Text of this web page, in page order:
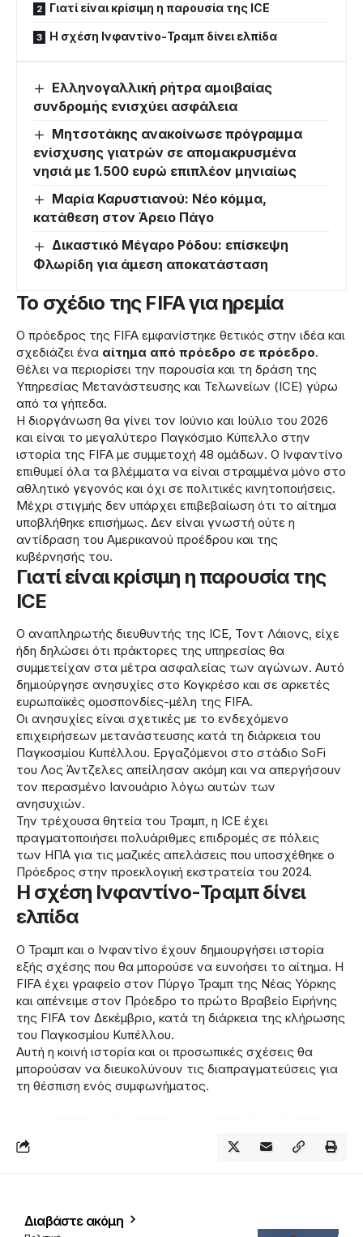
Γιατί είναι κρίσιμη η παρουσία της ICE
Η σχέση Ινφαντίνο-Τραμπ δίνει ελπίδα
Ελληνογαλλική ρήτρα αμοιβαίας
συνδρομής ενισχύει ασφάλεια
Μητσοτάκης ανακοίνωσε πρόγραμμα
ενίσχυσης γιατρών σε απομακρυσμένα
νησιά με 1.500 ευρώ επιπλέον μηνιαίως
Μαρία Καρυστιανού: Νέο κόμμα,
κατάθεση στον Άρειο Πάγο
Δικαστικό Μέγαρο Ρόδου: επίσκεψη
Φλωρίδη για άμεση αποκατάσταση
Το σχέδιο της FIFA για ηρεμία
Ο πρόεδρος της FIFA εμφανίστηκε θετικός στην ιδέα και
σχεδιάζει ένα αίτημα από πρόεδρο σε πρόεδρο.
Θέλει να περιορίσει την παρουσία και τη δράση της
Υπηρεσίας Μετανάστευσης και Τελωνείων (ICE) γύρω
από τα γήπεδα.
Η διοργάνωση θα γίνει τον Ιούνιο και Ιούλιο του 2026
και είναι το μεγαλύτερο Παγκόσμιο Κύπελλο στην
ιστορία της FIFA με συμμετοχή 48 ομάδων. Ο Ινφαντίνο
επιθυμεί όλα τα βλέμματα να είναι στραμμένα μόνο στο
αθλητικό γεγονός και όχι σε πολιτικές κινητοποιήσεις.
Μέχρι στιγμής δεν υπάρχει επιβεβαίωση ότι το αίτημα
υποβλήθηκε επισήμως. Δεν είναι γνωστή ούτε η
αντίδραση του Αμερικανού προέδρου και της
κυβέρνησής του.
Γιατί είναι κρίσιμη η παρουσία της
ICE
Ο αναπληρωτής διευθυντής της ICE, Τοντ Λάιονς, είχε
ήδη δηλώσει ότι πράκτορες της υπηρεσίας θα
συμμετείχαν στα μέτρα ασφαλείας των αγώνων. Αυτό
δημιούργησε ανησυχίες στο Κογκρέσο και σε αρκετές
ευρωπαϊκές ομοσπονδίες-μέλη της FIFA.
Οι ανησυχίες είναι σχετικές με το ενδεχόμενο
επιχειρήσεων μετανάστευσης κατά τη διάρκεια του
Παγκοσμίου Κυπέλλου. Εργαζόμενοι στο στάδιο SoFi
του Λος Άντζελες απείλησαν ακόμη και να απεργήσουν
τον περασμένο Ιανουάριο λόγω αυτών των
ανησυχιών.
Την τρέχουσα θητεία του Τραμπ, η ICE έχει
πραγματοποιήσει πολυάριθμες επιδρομές σε πόλεις
των ΗΠΑ για τις μαζικές απελάσεις που υποσχέθηκε ο
Πρόεδρος στην προεκλογική εκστρατεία του 2024.
Η σχέση Ινφαντίνο-Τραμπ δίνει
ελπίδα
Ο Τραμπ και ο Ινφαντίνο έχουν δημιουργήσει ιστορία
εξής σχέσης που θα μπορούσε να ευνοήσει το αίτημα. Η
FIFA έχει γραφείο στον Πύργο Τραμπ της Νέας Υόρκης
και απένειμε στον Πρόεδρο το πρώτο Βραβείο Ειρήνης
της FIFA τον Δεκέμβριο, κατά τη διάρκεια της κλήρωσης
του Παγκοσμίου Κυπέλλου.
Αυτή η κοινή ιστορία και οι προσωπικές σχέσεις θα
μπορούσαν να διευκολύνουν τις διαπραγματεύσεις για
τη θέσπιση ενός συμφωνήματος.
Διαβάστε ακόμη